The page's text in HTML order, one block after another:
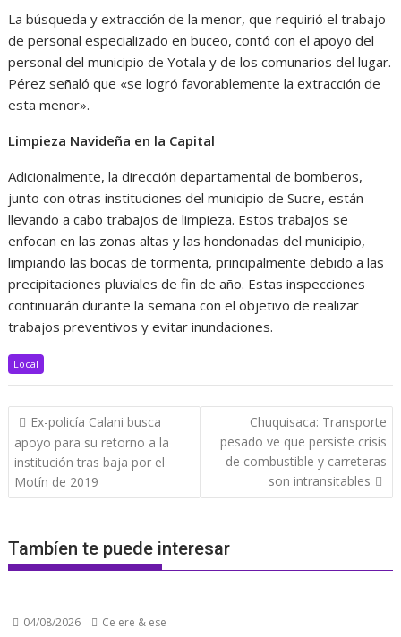
La búsqueda y extracción de la menor, que requirió el trabajo
de personal especializado en buceo, contó con el apoyo del
personal del municipio de Yotala y de los comunarios del lugar.
Pérez señaló que «se logró favorablemente la extracción de
esta menor».
Limpieza Navideña en la Capital
Adicionalmente, la dirección departamental de bomberos,
junto con otras instituciones del municipio de Sucre, están
llevando a cabo trabajos de limpieza. Estos trabajos se
enfocan en las zonas altas y las hondonadas del municipio,
limpiando las bocas de tormenta, principalmente debido a las
precipitaciones pluviales de fin de año. Estas inspecciones
continuarán durante la semana con el objetivo de realizar
trabajos preventivos y evitar inundaciones.
Local
Navegación
de
entradas
Ex-policía Calani busca
apoyo para su retorno a la
institución tras baja por el
Motín de 2019
Chuquisaca: Transporte
pesado ve que persiste crisis
de combustible y carreteras
son intransitables
Tambíen te puede interesar
04/08/2026 Ce ere & ese